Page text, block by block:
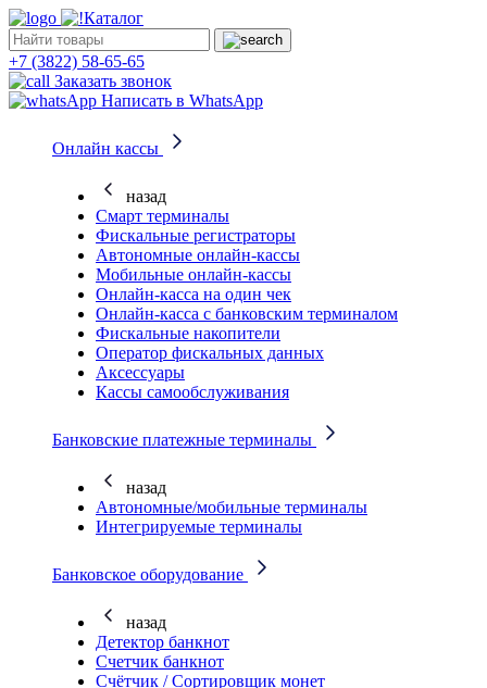
Каталог
+7 (3822) 58-65-65
Заказать звонок
Написать в WhatsApp
Онлайн кассы
назад
Смарт терминалы
Фискальные регистраторы
Автономные онлайн-кассы
Мобильные онлайн-кассы
Онлайн-касса на один чек
Онлайн-касса с банковским терминалом
Фискальные накопители
Оператор фискальных данных
Аксессуары
Кассы самообслуживания
Банковские платежные терминалы
назад
Автономные/мобильные терминалы
Интегрируемые терминалы
Банковское оборудование
назад
Детектор банкнот
Счетчик банкнот
Счётчик / Сортировщик монет